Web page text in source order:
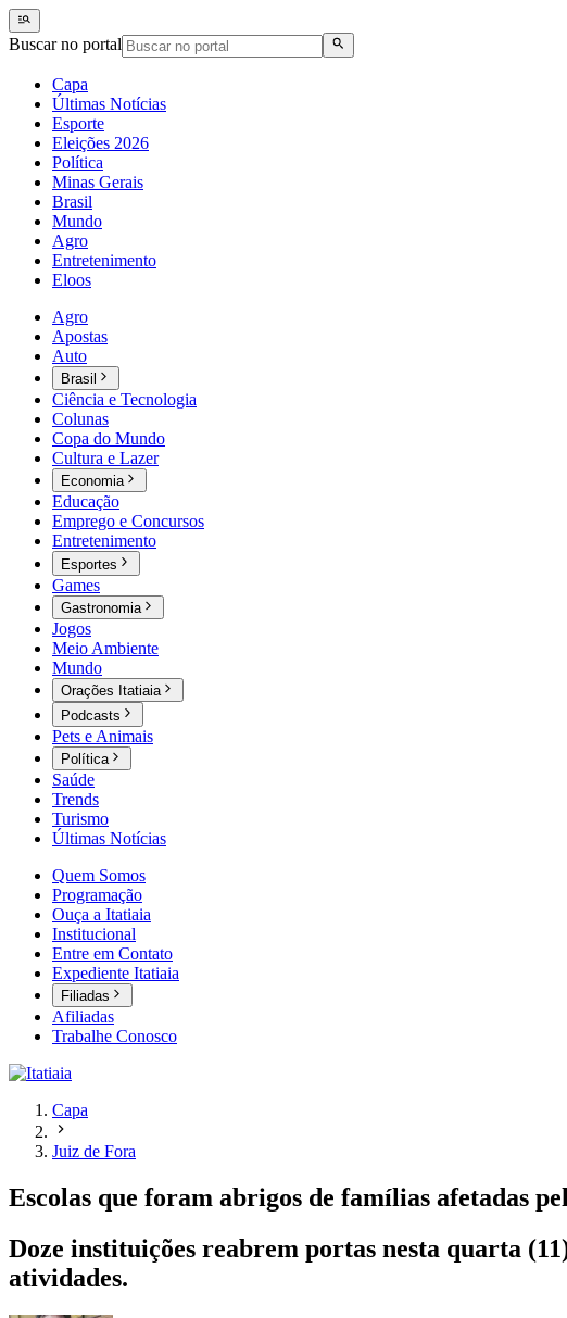
Buscar no portal
Capa
Últimas Notícias
Esporte
Eleições 2026
Política
Minas Gerais
Brasil
Mundo
Agro
Entretenimento
Eloos
Agro
Apostas
Auto
Brasil
Ciência e Tecnologia
Colunas
Copa do Mundo
Cultura e Lazer
Economia
Educação
Emprego e Concursos
Entretenimento
Esportes
Games
Gastronomia
Jogos
Meio Ambiente
Mundo
Orações Itatiaia
Podcasts
Pets e Animais
Política
Saúde
Trends
Turismo
Últimas Notícias
Quem Somos
Programação
Ouça a Itatiaia
Institucional
Entre em Contato
Expediente Itatiaia
Filiadas
Afiliadas
Trabalhe Conosco
Capa
Juiz de Fora
Escolas que foram abrigos de famílias afetadas
Doze instituições reabrem portas nesta quarta
atividades.